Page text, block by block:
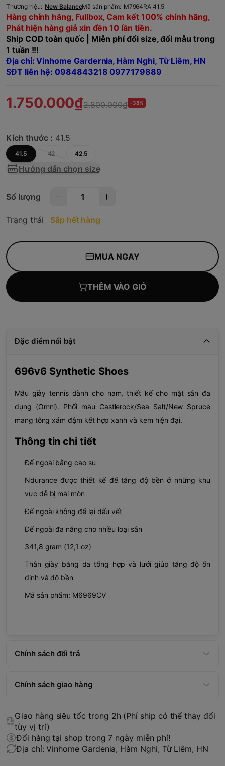
Thương hiệu: New BalanceMã sản phẩm: M7964RA 41.5
Hàng chính hãng, Fullbox, Cam kết 100% chính hãng,
Phát hiện hàng giả xin đền 10 lần tiền.
Ship COD toàn quốc | Miễn phí đổi size, đổi mẫu trong
1 tuần !!!
Địa chỉ: Vinhome Gardernia, Hàm Nghi, Từ Liêm, HN
SĐT liên hệ: 0984843218 0977179889
1.750.000₫2.800.000₫ -38%
Kích thước : 41.5
41.5 42 42.5
Hướng dẫn chọn size
Số lượng
Trạng thái Sắp hết hàng
MUA NGAY
THÊM VÀO GIỎ
Đặc điểm nổi bật
696v6 Synthetic Shoes
Mẫu giày tennis dành cho nam, thiết kế cho mặt sân đa
dụng (Omni). Phối màu Castlerock/Sea Salt/New Spruce
mang tông xám đậm kết hợp xanh và kem hiện đại.
Thông tin chi tiết
Đế ngoài bằng cao su
Ndurance được thiết kế để tăng độ bền ở những khu
vực dễ bị mài mòn
Đế ngoài không để lại dấu vết
Đế ngoài đa năng cho nhiều loại sân
341,8 gram (12,1 oz)
Thân giày bằng da tổng hợp và lưới giúp tăng độ ổn
định và độ bền
Mã sản phẩm: M6969CV
Chính sách đổi trả
Chính sách giao hàng
Giao hàng siêu tốc trong 2h (Phí ship có thể thay đổi
tùy vị trí)
Đổi hàng tại shop trong 7 ngày miễn phí!
Địa chỉ: Vinhome Gardenia, Hàm Nghi, Từ Liêm, HN